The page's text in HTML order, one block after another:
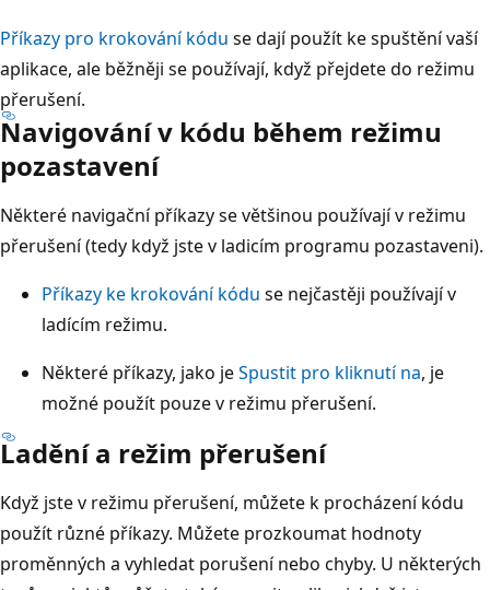
Příkazy pro krokování kódu se dají použít ke spuštění vaší
aplikace, ale běžněji se používají, když přejdete do režimu
přerušení.
Navigování v kódu během režimu
pozastavení
Některé navigační příkazy se většinou používají v režimu
přerušení (tedy když jste v ladicím programu pozastaveni).
Příkazy ke krokování kódu se nejčastěji používají v
ladícím režimu.
Některé příkazy, jako jeSpustit pro kliknutí na, je
možné použít pouze v režimu přerušení.
Ladění a režim přerušení
Když jste v režimu přerušení, můžete k procházení kódu
použít různé příkazy. Můžete prozkoumat hodnoty
proměnných a vyhledat porušení nebo chyby. U některých